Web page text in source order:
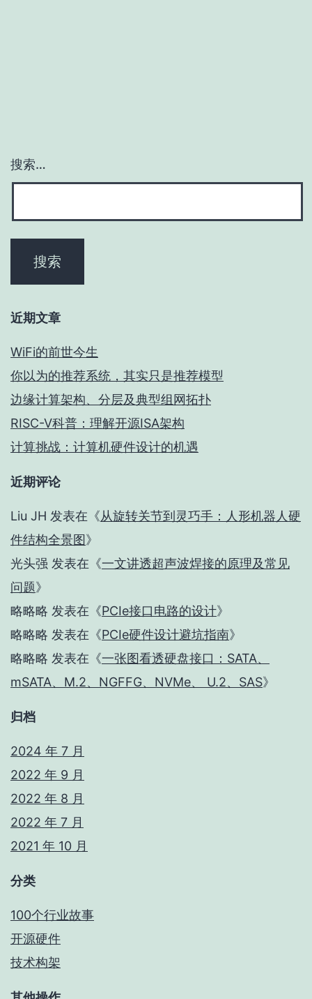
搜索…
近期文章
WiFi的前世今生
你以为的推荐系统，其实只是推荐模型
边缘计算架构、分层及典型组网拓扑
RISC-V科普：理解开源ISA架构
计算挑战：计算机硬件设计的机遇
近期评论
Liu JH 发表在《从旋转关节到灵巧手：人形机器人硬
件结构全景图》
光头强 发表在《一文讲透超声波焊接的原理及常见
问题》
略略略 发表在《PCIe接口电路的设计》
略略略 发表在《PCIe硬件设计避坑指南》
略略略 发表在《一张图看透硬盘接口：SATA、
mSATA、M.2、NGFFG、NVMe、 U.2、SAS》
归档
2024 年 7 月
2022 年 9 月
2022 年 8 月
2022 年 7 月
2021 年 10 月
分类
100个行业故事
开源硬件
技术构架